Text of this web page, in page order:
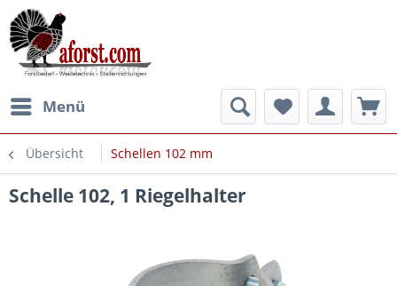
Menü
Übersicht Schellen 102 mm
Schelle 102, 1 Riegelhalter